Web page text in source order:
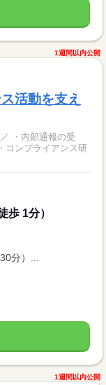
1週間以内公開
活動を支え
コンプライアンス研
歩 1分）
分）...
1週間以内公開